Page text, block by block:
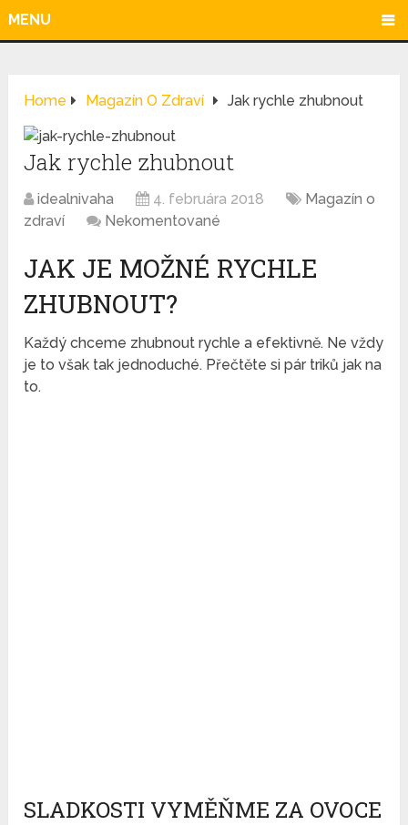
MENU
Home Magazín O Zdraví Jak rychle zhubnout
Jak rychle zhubnout
idealnivaha 4. februára 2018
Magazín o
zdraví
Nekomentované
JAK JE MOŽNÉ RYCHLE
ZHUBNOUT?
Každý chceme zhubnout rychle a efektivně. Ne vždy
je to však tak jednoduché. Přečtěte si pár triků jak na
to.
SLADKOSTI VYMĚŇME ZA OVOCE